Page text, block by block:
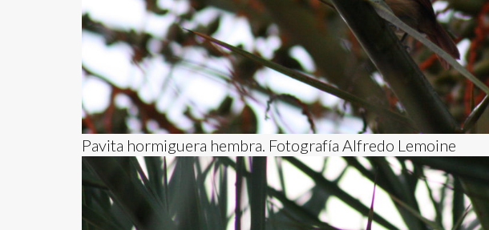
Pavita hormiguera hembra. Fotografía Alfredo Lemoine